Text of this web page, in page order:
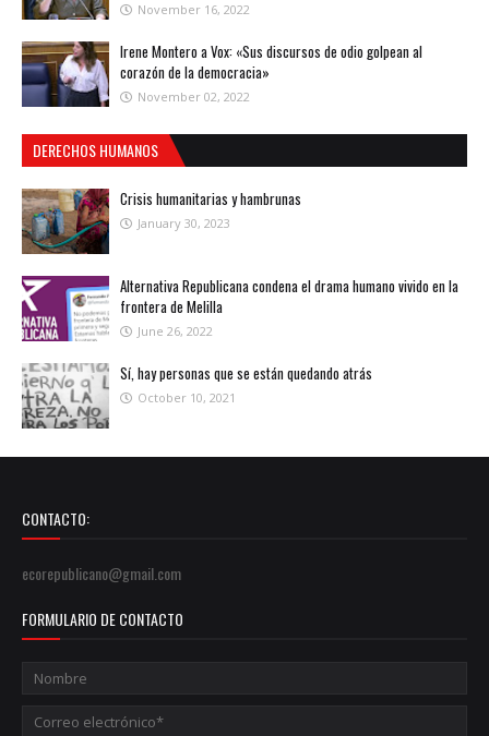
November 16, 2022
Irene Montero a Vox: «Sus discursos de odio golpean al
corazón de la democracia»
November 02, 2022
DERECHOS HUMANOS
Crisis humanitarias y hambrunas
January 30, 2023
Alternativa Republicana condena el drama humano vivido en la
frontera de Melilla
June 26, 2022
Sí, hay personas que se están quedando atrás
October 10, 2021
CONTACTO:
ecorepublicano@gmail.com
FORMULARIO DE CONTACTO